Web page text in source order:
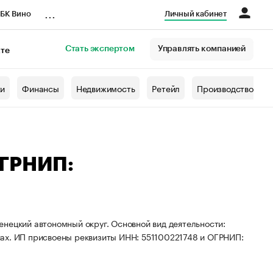
Вино Личный кабинет
Стать экспертом Управлять компанией
Финансы Недвижимость Ретейл Производство
автономный округ. Основной вид деятельности:
ИП присвоены реквизиты ИНН: 551100221748 и ОГРНИП: